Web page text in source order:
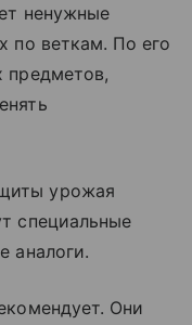
ненужные
по веткам. По его
предметов,
урожая
специальные
аналоги.
Они